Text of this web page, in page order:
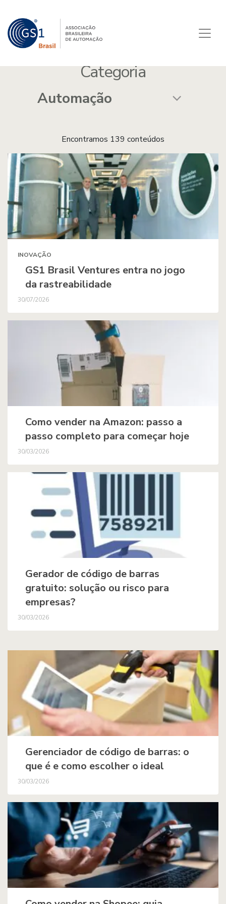
Categoria
Encontramos 139 conteúdos
INOVAÇÃO
GS1 Brasil Ventures entra no jogo
da rastreabilidade
30/07/2026
Como vender na Amazon: passo a
passo completo para começar hoje
30/03/2026
Gerador de código de barras
gratuito: solução ou risco para
empresas?
30/03/2026
Gerenciador de código de barras: o
que é e como escolher o ideal
30/03/2026